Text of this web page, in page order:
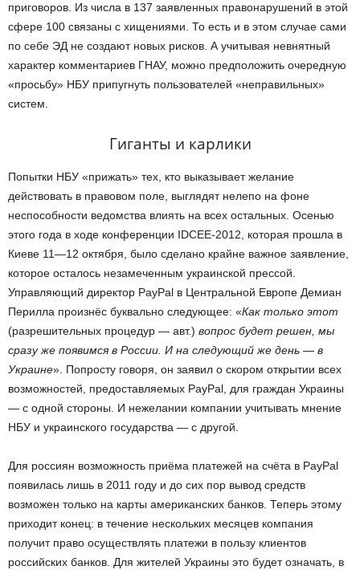
приговоров. Из числа в 137 заявленных правонарушений в этой
сфере 100 связаны с хищениями. То есть и в этом случае сами
по себе ЭД не создают новых рисков. А учитывая невнятный
характер комментариев ГНАУ, можно предположить очередную
«просьбу» НБУ припугнуть пользователей «неправильных»
систем.
Гиганты и карлики
Попытки НБУ «прижать» тех, кто выказывает желание
действовать в правовом поле, выглядят нелепо на фоне
неспособности ведомства влиять на всех остальных. Осенью
этого года в ходе конференции IDCEE-2012, которая прошла в
Киеве 11—12 октября, было сделано крайне важное заявление,
которое осталось незамеченным украинской прессой.
Управляющий директор PayPal в Центральной Европе Демиан
Перилла произнёс буквально следующее: «Как только этот
(разрешительных процедур — авт.) вопрос будет решен, мы
сразу же появимся в России. И на следующий же день — в
Украине». Попросту говоря, он заявил о скором открытии всех
возможностей, предоставляемых PayPal, для граждан Украины
— с одной стороны. И нежелании компании учитывать мнение
НБУ и украинского государства — с другой.
Для россиян возможность приёма платежей на счёта в PayPal
появилась лишь в 2011 году и до сих пор вывод средств
возможен только на карты американских банков. Теперь этому
приходит конец: в течение нескольких месяцев компания
получит право осуществлять платежи в пользу клиентов
российских банков. Для жителей Украины это будет означать, в